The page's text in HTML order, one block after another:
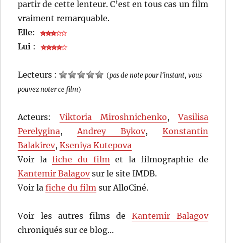
partir de cette lenteur. C’est en tous cas un film
vraiment remarquable.
Elle:
Lui :
Lecteurs : (pas de note pour l'instant, vous
pouvez noter ce film)
Acteurs:Viktoria Miroshnichenko,Vasilisa
Perelygina,Andrey Bykov, Konstantin
Balakirev,Kseniya Kutepova
Voir lafiche du filmet la filmographie de
Kantemir Balagovsur le site IMDB.
Voir lafiche du film sur AlloCiné.
Voir les autres films deKantemir Balagov
chroniqués sur ce blog…